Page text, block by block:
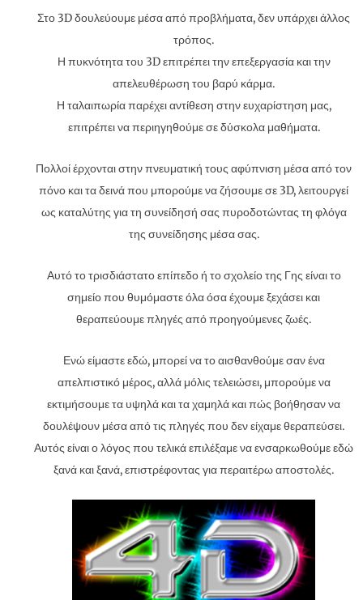
Στο 3D δουλεύουμε μέσα από προβλήματα, δεν υπάρχει άλλος
τρόπος.
Η πυκνότητα του 3D επιτρέπει την επεξεργασία και την
απελευθέρωση του βαρύ κάρμα.
Η ταλαιπωρία παρέχει αντίθεση στην ευχαρίστηση μας,
επιτρέπει να περιηγηθούμε σε δύσκολα μαθήματα.
Πολλοί έρχονται στην πνευματική τους αφύπνιση μέσα από τον
πόνο και τα δεινά που μπορούμε να ζήσουμε σε 3D, λειτουργεί
ως καταλύτης για τη συνείδησή σας πυροδοτώντας τη φλόγα
της συνείδησης μέσα σας.
Αυτό το τρισδιάστατο επίπεδο ή το σχολείο της Γης είναι το
σημείο που θυμόμαστε όλα όσα έχουμε ξεχάσει και
θεραπεύουμε πληγές από προηγούμενες ζωές.
Ενώ είμαστε εδώ, μπορεί να το αισθανθούμε σαν ένα
απελπιστικό μέρος, αλλά μόλις τελειώσει, μπορούμε να
εκτιμήσουμε τα υψηλά και τα χαμηλά και πώς βοήθησαν να
δουλέψουν μέσα από τις πληγές που δεν είχαμε θεραπεύσει.
Αυτός είναι ο λόγος που τελικά επιλέξαμε να ενσαρκωθούμε εδώ
ξανά και ξανά, επιστρέφοντας για περαιτέρω αποστολές.